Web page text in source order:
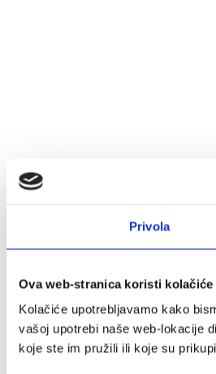
Privola
Ova web-stranica koristi kolačiće
Kolačiće upotrebljavamo kako
vašoj upotrebi naše web-lokacije
koje ste im pružili ili koje su